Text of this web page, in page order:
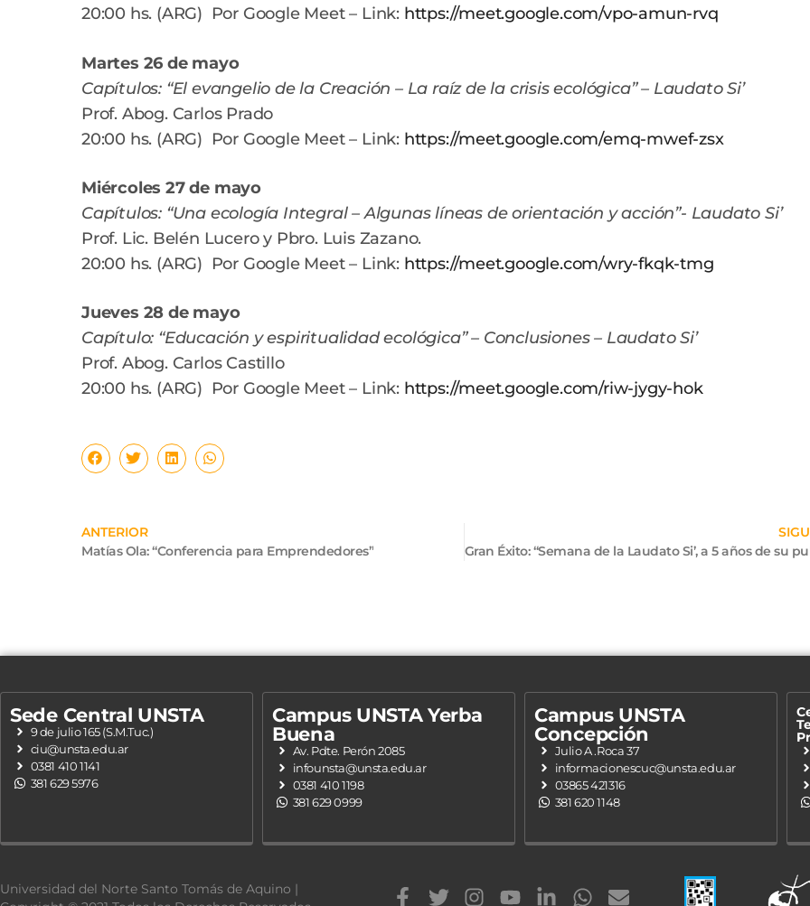
20:00 hs. (ARG) Por Google Meet – Link: https://meet.google.com/vpo-amun-rvq
Martes 26 de mayo
Capítulos: “El evangelio de la Creación – La raíz de la crisis ecológica” – Laudato Si’
Prof. Abog. Carlos Prado
20:00 hs. (ARG) Por Google Meet – Link: https://meet.google.com/emq-mwef-zsx
Miércoles 27 de mayo
Capítulos: “Una ecología Integral – Algunas líneas de orientación y acción”- Laudato Si’
Prof. Lic. Belén Lucero y Pbro. Luis Zazano.
20:00 hs. (ARG) Por Google Meet – Link: https://meet.google.com/wry-fkqk-tmg
Jueves 28 de mayo
Capítulo: “Educación y espiritualidad ecológica” – Conclusiones – Laudato Si’
Prof. Abog. Carlos Castillo
20:00 hs. (ARG) Por Google Meet – Link: https://meet.google.com/riw-jygy-hok
ANTERIOR
Matías Ola: “Conferencia para Emprendedores”
Sede Central UNSTA
9 de julio 165 (S.M.Tuc.)
ciu@unsta.edu.ar
0381 410 1141
381 629 5976
Campus UNSTA Yerba
Buena
Av. Pdte. Perón 2085
infounsta@unsta.edu.ar
0381 410 1198
381 629 0999
Campus UNSTA
Concepción
Julio A .Roca 37
informacionescuc@unsta.edu.ar
03865 421316
381 620 1148
Universidad del Norte Santo Tomás de Aquino |